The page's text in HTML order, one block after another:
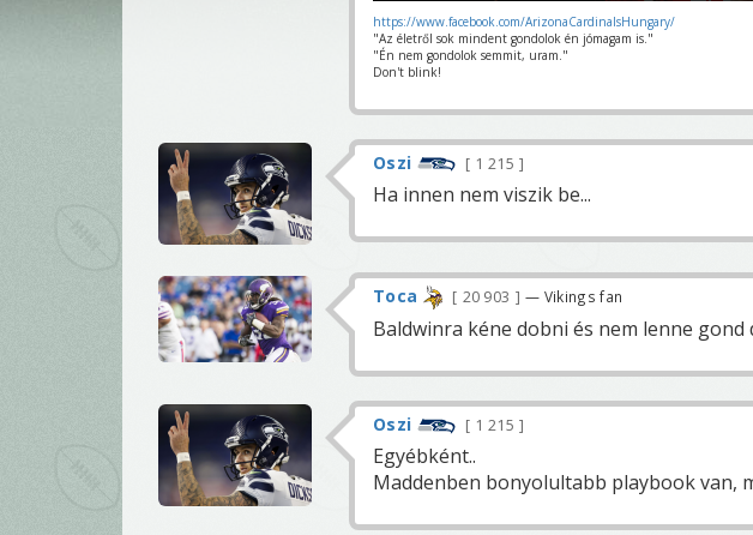
https://www.facebook.com/ArizonaCardinalsHungary/
"Az életről sok mindent gondolok én jómagam is."
"Én nem gondolok semmit, uram."
Don't blink!
Oszi 1 215
Ha innen nem viszik be...
Toca 20 903 — Vikings fan
Baldwinra kéne dobni és nem lenne gond
Oszi 1 215
Egyébként..
Maddenben bonyolultabb playbook van,